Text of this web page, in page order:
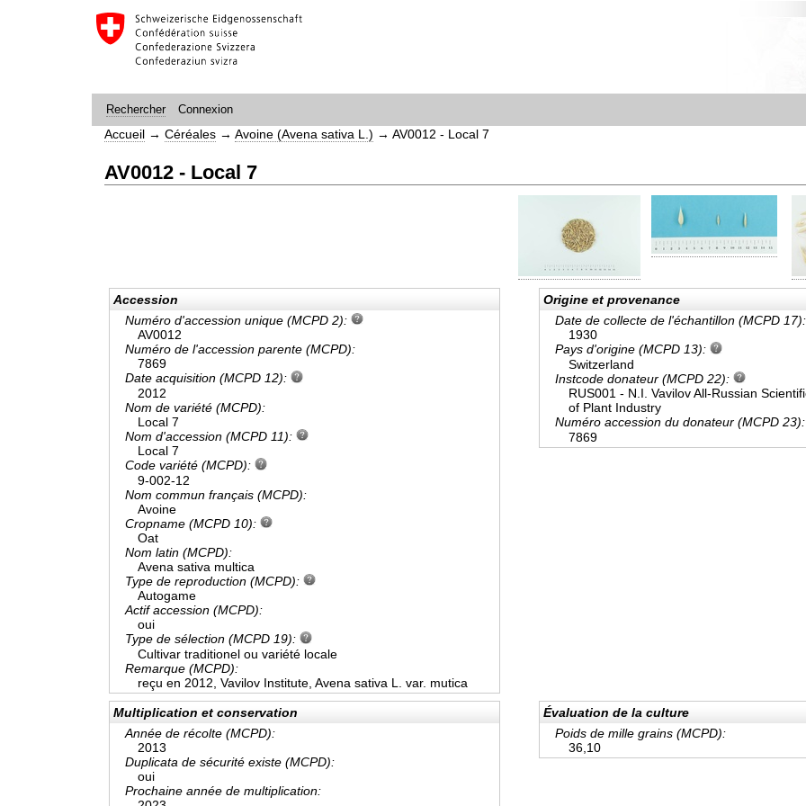
Rechercher Connexion
Accueil →Céréales →Avoine (Avena sativa L.) →AV0012 - Local 7
AV0012 - Local 7
Accession
Numéro d'accession unique (MCPD 2):
AV0012
Numéro de l'accession parente (MCPD):
7869
Date acquisition (MCPD 12):
2012
Nom de variété (MCPD):
Local 7
Nom d'accession (MCPD 11):
Local 7
Code variété (MCPD):
9-002-12
Nom commun français (MCPD):
Avoine
Cropname (MCPD 10):
Oat
Nom latin (MCPD):
Avena sativa multica
Type de reproduction (MCPD):
Autogame
Actif accession (MCPD):
oui
Type de sélection (MCPD 19):
Cultivar traditionel ou variété locale
Remarque (MCPD):
reçu en 2012, Vavilov Institute, Avena sativa L. var. mutica
Origine et provenance
Date de collecte de l'échantillon (MCPD
1930
Pays d'origine (MCPD 13):
Switzerland
Instcode donateur (MCPD 22):
RUS001 - N.I. Vavilov All-Russian
of Plant Industry
Numéro accession du donateur (MCPD
7869
Multiplication et conservation
Année de récolte (MCPD):
2013
Duplicata de sécurité existe (MCPD):
oui
Prochaine année de multiplication:
Évaluation de la culture
Poids de mille grains (MCPD):
36,10